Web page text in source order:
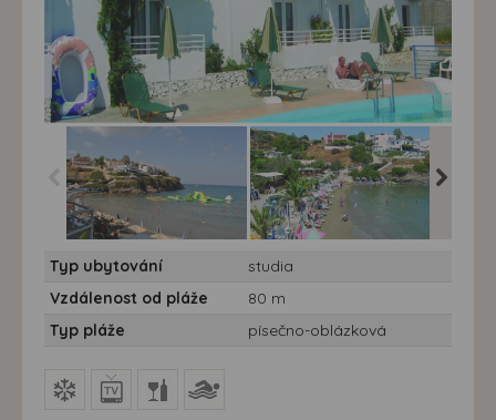
Kréta - Studia Kronos
Kréta - Studia Kronos
Typ ubytování
studia
Vzdálenost od pláže
80 m
Typ pláže
písečno-oblázková